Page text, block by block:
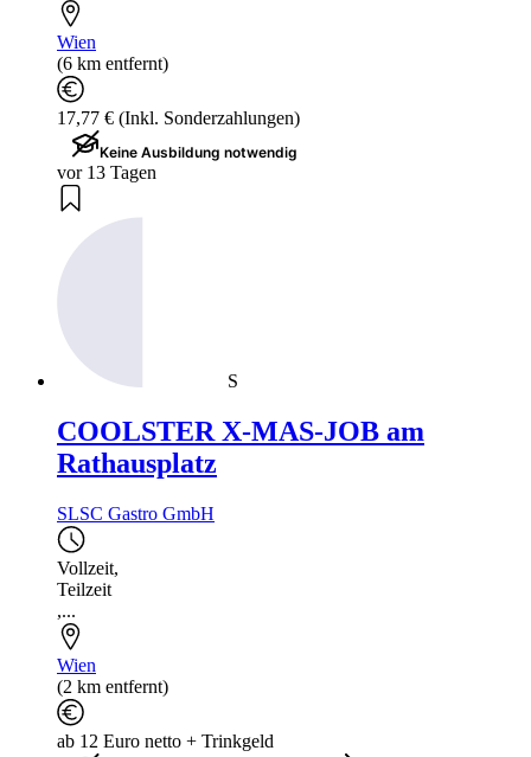
Wien
(6 km entfernt)
17,77 € (Inkl. Sonderzahlungen)
Keine Ausbildung notwendig
vor 13 Tagen
S
COOLSTER X-MAS-JOB am
Rathausplatz
SLSC Gastro GmbH
Vollzeit,
Teilzeit
,...
Wien
(2 km entfernt)
ab 12 Euro netto + Trinkgeld